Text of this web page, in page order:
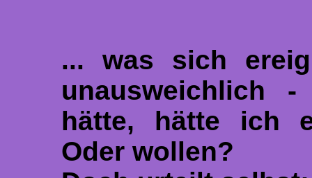
... was sich
unausweichlich
hätte, hätte ich
Oder wollen?